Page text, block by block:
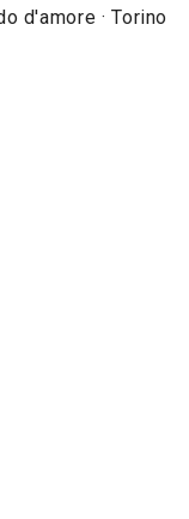
tra il 1744 e il 1750
d'amore · Torino